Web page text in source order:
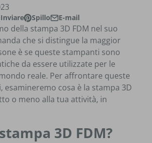
finestra?
Inviaresu X
in una nuova finestra?
Spillo
Pin su Pinterest
Si apre in una nuova finestra?
E-mail
Condividi via e-mail
della stampa 3D FDM nel suo
che si distingue la maggior
è se queste stampanti sono
da essere utilizzate per le
reale. Per affrontare queste
esamineremo cosa è la stampa 3D
o meno alla tua attività, in
3D FDM?